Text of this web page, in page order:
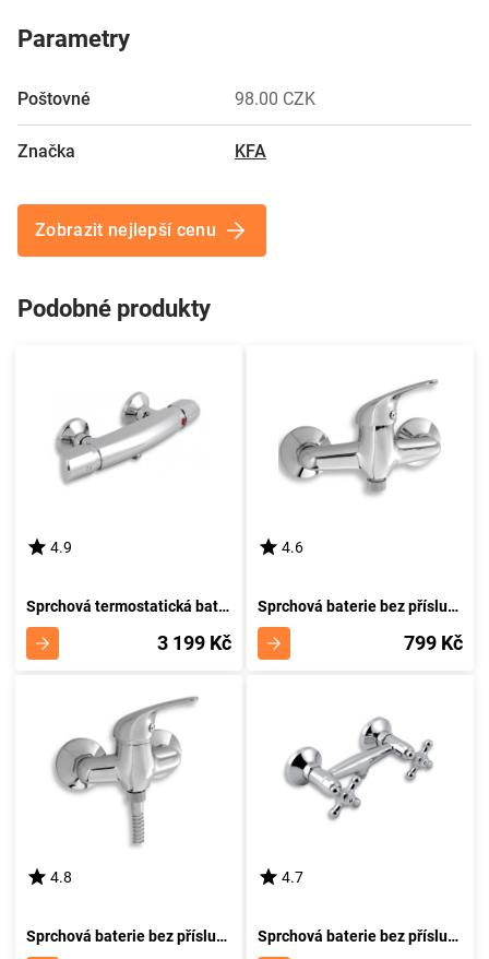
Parametry
Poštovné 98.00 CZK
Značka KFA
Zobrazit nejlepší cenu
Podobné produkty
4.9
Sprchová termostatická baterie 150 mm Metalia 57 chrom NOVASERVIS 57961/1,0
3 199 Kč
4.6
Sprchová baterie bez příslušenství 150 mm Titania Neon chrom NOVASERVIS 93060/1,0
799 Kč
4.8
Sprchová baterie bez příslušenství 100 mm Titania Neon chrom NOVASERVIS 93064/1,0
4.7
Sprchová baterie bez příslušenství 150 mm Retro II chrom NOVASERVIS 99160/1,0